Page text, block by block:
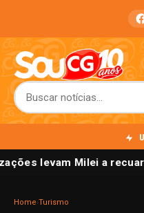
levam Milei a
Home Turismo